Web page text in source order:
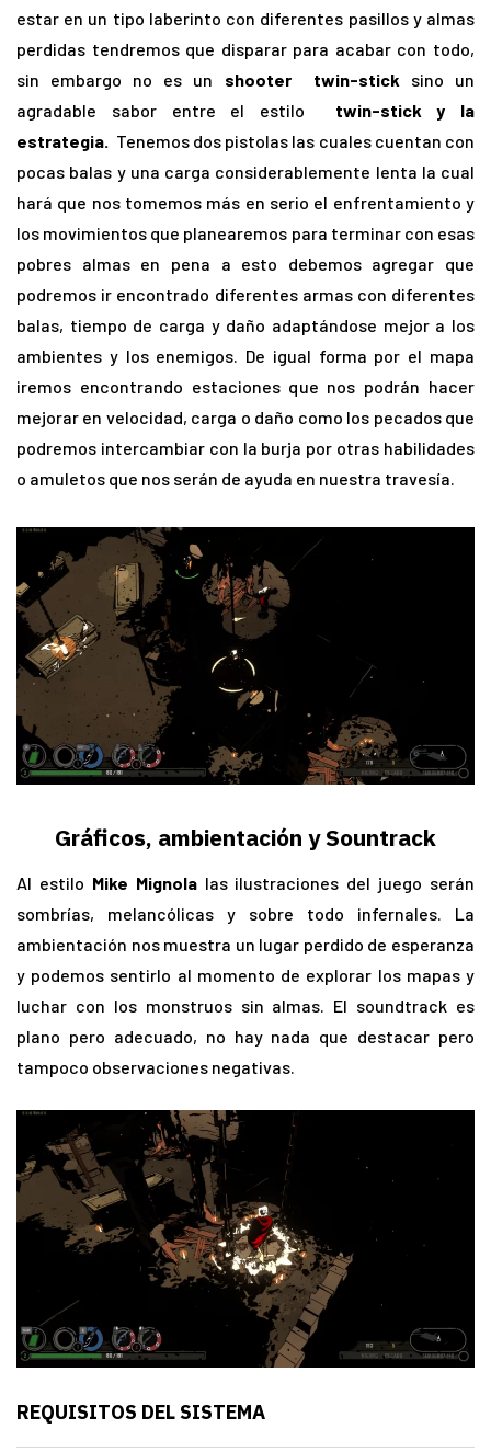
estar en un tipo laberinto con diferentes pasillos y almas
perdidas tendremos que disparar para acabar con todo,
sin embargo no es un shooter twin-stick sino un
agradable sabor entre el estilo twin-stick y la
estrategia. Tenemos dos pistolas las cuales cuentan con
pocas balas y una carga considerablemente lenta la cual
hará que nos tomemos más en serio el enfrentamiento y
los movimientos que planearemos para terminar con esas
pobres almas en pena a esto debemos agregar que
podremos ir encontrado diferentes armas con diferentes
balas, tiempo de carga y daño adaptándose mejor a los
ambientes y los enemigos. De igual forma por el mapa
iremos encontrando estaciones que nos podrán hacer
mejorar en velocidad, carga o daño como los pecados que
podremos intercambiar con la burja por otras habilidades
o amuletos que nos serán de ayuda en nuestra travesía.
Gráficos, ambientación y Sountrack
Al estilo Mike Mignola las ilustraciones del juego serán
sombrías, melancólicas y sobre todo infernales. La
ambientación nos muestra un lugar perdido de esperanza
y podemos sentirlo al momento de explorar los mapas y
luchar con los monstruos sin almas. El soundtrack es
plano pero adecuado, no hay nada que destacar pero
tampoco observaciones negativas.
REQUISITOS DEL SISTEMA